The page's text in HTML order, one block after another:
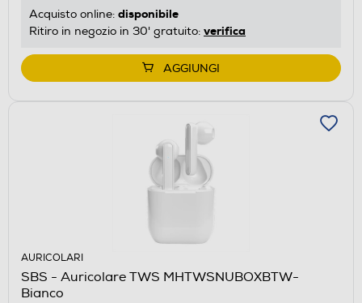
Acquisto online: disponibile
Ritiro in negozio in 30' gratuito: verifica
AGGIUNGI
AURICOLARI
SBS - Auricolare TWS MHTWSNUBOXBTW-
Bianco